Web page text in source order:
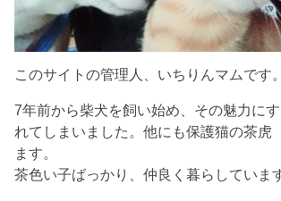
このサイトの管理人、いちりんマムです。
7年前から柴犬を飼い始め、その魅力に
れてしまいました。他にも保護猫の茶虎
ます。
茶色い子ばっかり、仲良く暮らしていま